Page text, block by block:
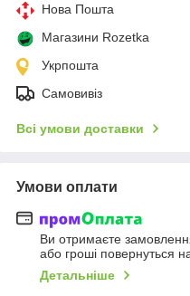
Нова Пошта
Магазини Rozetka
Укрпошта
Самовивіз
Всі умови доставки
Умови оплати
Ви отримаєте
або гроші повернуться
Детальніше